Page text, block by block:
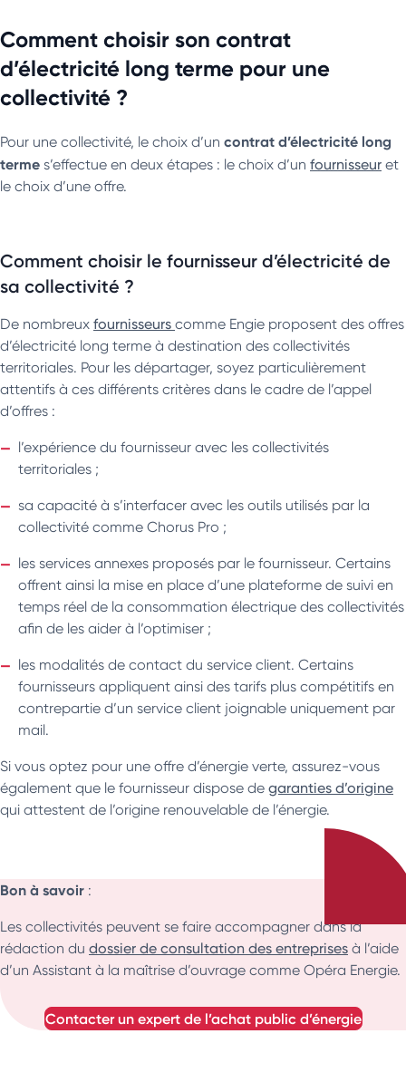
Comment choisir son contrat
d’électricité long terme pour une
collectivité ?
Pour une collectivité, le choix d’un contrat d’électricité long
terme s’effectue en deux étapes : le choix d’un fournisseur et
le choix d’une offre.
Comment choisir le fournisseur d’électricité de
sa collectivité ?
De nombreux fournisseurs comme Engie proposent des offres
d’électricité long terme à destination des collectivités
territoriales. Pour les départager, soyez particulièrement
attentifs à ces différents critères dans le cadre de l’appel
d’offres :
l’expérience du fournisseur avec les collectivités
territoriales ;
sa capacité à s’interfacer avec les outils utilisés par la
collectivité comme Chorus Pro ;
les services annexes proposés par le fournisseur. Certains
offrent ainsi la mise en place d’une plateforme de suivi en
temps réel de la consommation électrique des collectivités
afin de les aider à l’optimiser ;
les modalités de contact du service client. Certains
fournisseurs appliquent ainsi des tarifs plus compétitifs en
contrepartie d’un service client joignable uniquement par
mail.
Si vous optez pour une offre d’énergie verte, assurez-vous
également que le fournisseur dispose de garanties d’origine
qui attestent de l’origine renouvelable de l’énergie.
Bon à savoir :
Les collectivités peuvent se faire accompagner dans la
rédaction du dossier de consultation des entreprises à l’aide
d’un Assistant à la maîtrise d’ouvrage comme Opéra Energie.
contacter un expert de l’achat public d’énergie